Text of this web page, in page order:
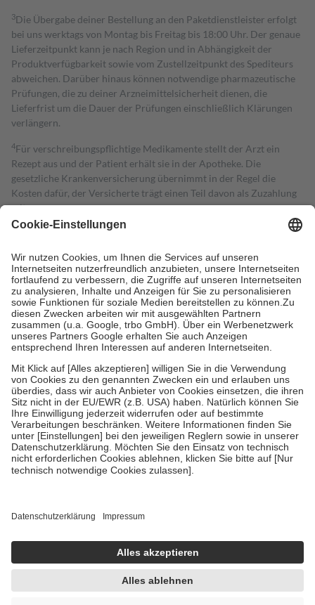
3Die Übergabe deiner Bestellung an den Paketdienstleister erfolgt
bei uns werktags von Montag bis Freitag bis 18:00 Uhr. Der genaue
Lieferzeitpunkt kann je nach Region und in Abhängigkeit der
Produktverfügbarkeit sowie vom Zustellzeitpunkt des Spediteurs
abweichen. Darüber hinaus können notwendige pharmazeutische
Prüfungen, die zu deiner Arzneimittelsicherheit dienen, die
Lieferfrist um die Dauer der Prüfungen einschließlich Klärungen
verlängern.
4Für verschreibungspflichtige Medikamente stellt der Arzt ein
Rezept aus und der Patient erhält sie in der Apotheke. Die
gesetzliche Krankenversicherung übernimmt in der Regel die
Kosten dafür, der Versicherte trägt einen Teil davon als Zuzahlung
mit.
Grundsätzlich leisten Mitglieder Zuzahlungen in Höhe von zehn
höchstens zehn Euro.
Es sind jedoch nie mehr als die tatsächlichen
Kosten der Leistung zu entrichten.
Diese Regeln gelten grundsätzlich auch für Online-Apotheken.
Bei Heilmitteln und häuslicher Krankenpflege beträgt die
Zuzahlung zehn Prozent der Kosten sowie zehn Euro je
Verordnung.
Um das Engagement der Versicherten für ihre eigene Gesundheit zu
stärken und die besondere Stellung der Familie zu unterstützen,
fallenkeine Zuzahlungenan bei:
• Kindern und Jugendlichen bis zum vollendeten 18. Lebensjahr
mit Ausnahme der Fahrkosten
• Untersuchungen zur Vorsorge und Früherkennung, die von der
GKV getragen werden
• empfohlenen Schutzimpfungen
• Harn- und Blutteststreifen
getroffen, um sicherzustellen, dass es sich um echte Bewertungen
https://help.etrusted.com/hc/de/articles/4419944605341
Einige Bilder und Inhalte wurden unter Zuhilfenahme künstlicher